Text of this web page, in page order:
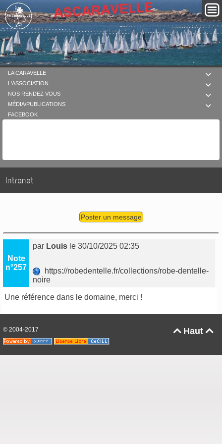

LA CARAVELLE

L'ASSOCIATION

NOS RENDEZ VOUS

MÉDIA/PUBLICATIONS
FACEBOOK
Intranet
Poster un message
Note
n°257
par Louis le 30/10/2025 02:35
https://robedentelle.fr/collections/robe-dentelle-
noire
Une référence dans le domaine, merci !
Haut 
© 2004-2017